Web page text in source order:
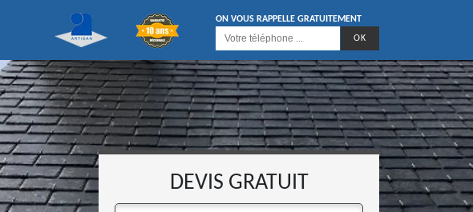
ON VOUS RAPPELLE GRATUITEMENT
DEVIS GRATUIT